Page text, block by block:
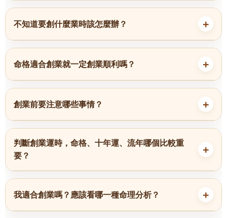
不知道要創什麼業時該怎麼辦？
命格適合創業就一定創業順利嗎？
創業前要注意哪些事情？
判斷創業運時，命格、十年運、流年哪個比較重
要？
我適合創業嗎？應該看哪一種命理分析？